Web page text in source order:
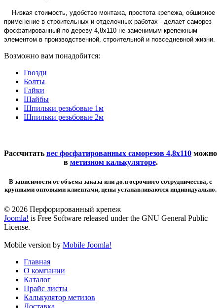
Низкая стоимость, удобство монтажа, простота крепежа, обширное
применение в строительных и отделочных работах - делает саморез
фосфатированный по дереву 4,8х110 не заменимым крепежным
элементом в производственной, строительной и повседневной жизни.
Возможно вам понадобится:
Гвозди
Болты
Гайки
Шайбы
Шпильки резьбовые 1м
Шпильки резьбовые 2м
Рассчитать вес фосфатированных саморезов 4,8х110 можно
в метизном калькуляторе.
В зависимости от объема заказа или долгосрочного сотрудничества, с
крупными оптовыми клиентами, цены устанавливаются индивидуально.
© 2026 Перфорированный крепеж
Joomla! is Free Software released under the GNU General Public
License.
Mobile version by Mobile Joomla!
Главная
О компании
Каталог
Прайс листы
Калькулятор метизов
Доставка